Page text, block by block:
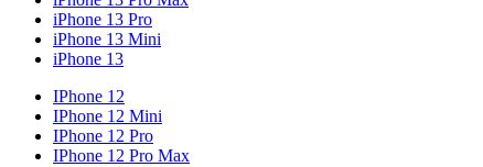
iPhone 13 Pro
iPhone 13 Mini
iPhone 13
IPhone 12
IPhone 12 Mini
IPhone 12 Pro
IPhone 12 Pro Max